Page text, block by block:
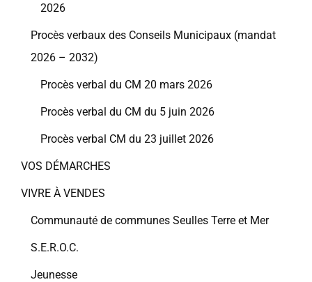
2026
Procès verbaux des Conseils Municipaux (mandat
2026 – 2032)
Procès verbal du CM 20 mars 2026
Procès verbal du CM du 5 juin 2026
Procès verbal CM du 23 juillet 2026
VOS DÉMARCHES
VIVRE À VENDES
Communauté de communes Seulles Terre et Mer
S.E.R.O.C.
Jeunesse